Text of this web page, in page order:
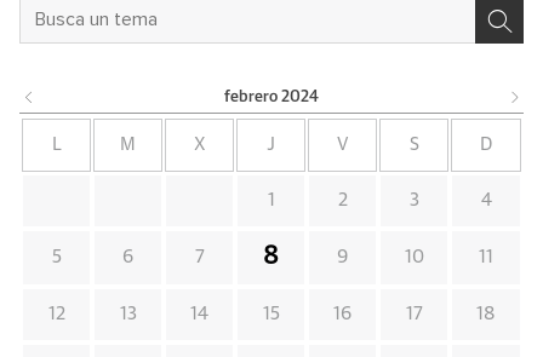
febrero 2024
L M X J V S D
1 2 3 4
5 6 7 8 9 10 11
12 13 14 15 16 17 18